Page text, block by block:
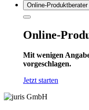
Online-Produkt­berater
Online-
Mit wenigen
vorgeschlagen.
Jetzt starten